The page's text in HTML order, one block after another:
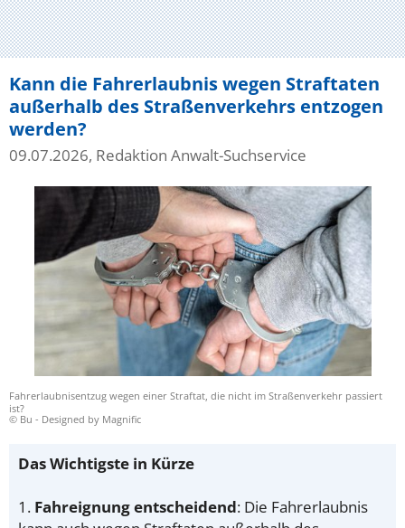
Kann die Fahrerlaubnis wegen Straftaten
außerhalb des Straßenverkehrs entzogen
werden?
09.07.2026, Redaktion Anwalt-Suchservice
Fahrerlaubnisentzug wegen einer Straftat, die nicht im Straßenverkehr passiert
ist?
© Bu - Designed by Magnific
Das Wichtigste in Kürze
1. Fahreignung entscheidend: Die Fahrerlaubnis